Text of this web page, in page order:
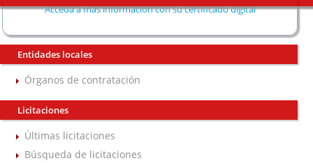
Acceda a más información con su certificado digital
Entidades locales
Órganos de contratación
Licitaciones
Últimas licitaciones
Búsqueda de licitaciones